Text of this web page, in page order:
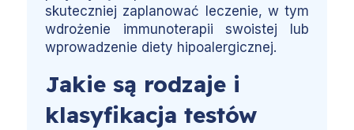
skuteczniej zaplanować leczenie, w tym
wdrożenie immunoterapii swoistej lub
wprowadzenie diety hipoalergicznej.
Jakie są rodzaje i
klasyfikacja testów